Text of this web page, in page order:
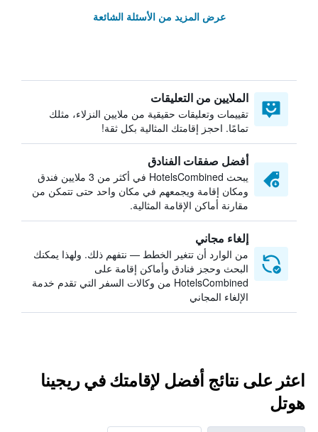
عرض المزيد من الأسئلة الشائعة
الملايين من التعليقات
تقييمات وتعليقات حقيقية من ملايين النزلاء، مثلك
تمامًا. احجز إقامتك المثالية بكل ثقة!
أفضل صفقات الفنادق
يبحث HotelsCombined في أكثر من 3 ملايين فندق
ومكان إقامة ويجمعهم في مكان واحد حتى تتمكن من
مقارنة أماكن الإقامة المثالية.
إلغاء مجاني
من الوارد أن تتغير الخطط — نتفهم ذلك. ولهذا يمكنك
البحث وحجز فنادق وأماكن إقامة على
HotelsCombined من وكالات السفر التي تقدم خدمة
الإلغاء المجاني
اعثر على نتائج أفضل لإقامتك في ريجينا
هوتل